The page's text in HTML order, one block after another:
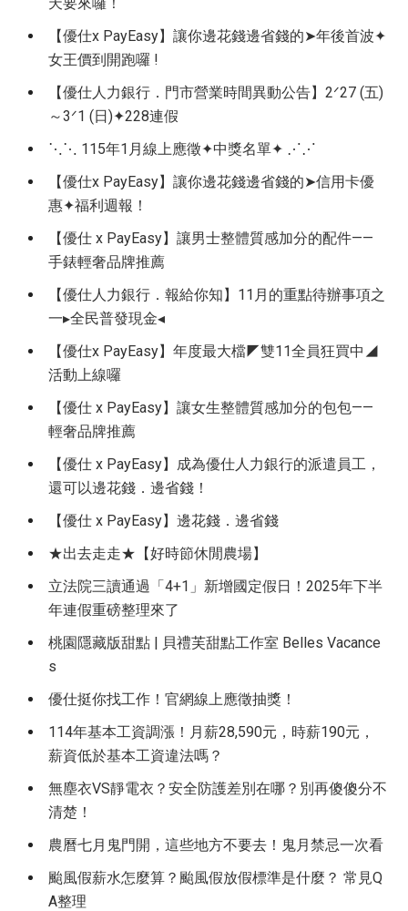
【優仕x PayEasy】讓你邊花錢邊省錢的➤年後首波✦
女王價到開跑囉 !
【優仕人力銀行．門市營業時間異動公告】2ᐟ27 (五)
～3ᐟ1 (日)✦228連假
⋱⋱ 115年1月線上應徵✦中獎名單✦ ⋰⋰
【優仕x PayEasy】讓你邊花錢邊省錢的➤信用卡優
惠✦福利週報！
【優仕 x PayEasy】讓男士整體質感加分的配件——
手錶輕奢品牌推薦
【優仕人力銀行．報給你知】11月的重點待辦事項之
一▸全民普發現金◂
【優仕x PayEasy】年度最大檔◤雙11全員狂買中◢
活動上線囉
【優仕 x PayEasy】讓女生整體質感加分的包包——
輕奢品牌推薦
【優仕 x PayEasy】成為優仕人力銀行的派遣員工，
還可以邊花錢．邊省錢！
【優仕 x PayEasy】邊花錢．邊省錢
★出去走走★【好時節休閒農場】
立法院三讀通過「4+1」新增國定假日！2025年下半
年連假重磅整理來了
桃園隱藏版甜點 | 貝禮芙甜點工作室 Belles Vacance
s
優仕挺你找工作！官網線上應徵抽獎！
114年基本工資調漲！月薪28,590元，時薪190元，
薪資低於基本工資違法嗎？
無塵衣VS靜電衣？安全防護差別在哪？別再傻傻分不
清楚！
農曆七月鬼門開，這些地方不要去！鬼月禁忌一次看
颱風假薪水怎麼算？颱風假放假標準是什麼？ 常見Q
A整理